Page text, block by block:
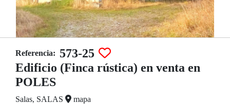
Referencia: 573-25
Edificio (Finca rústica) en venta en
POLES
Salas, SALAS mapa